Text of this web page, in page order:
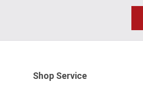
Shop Service